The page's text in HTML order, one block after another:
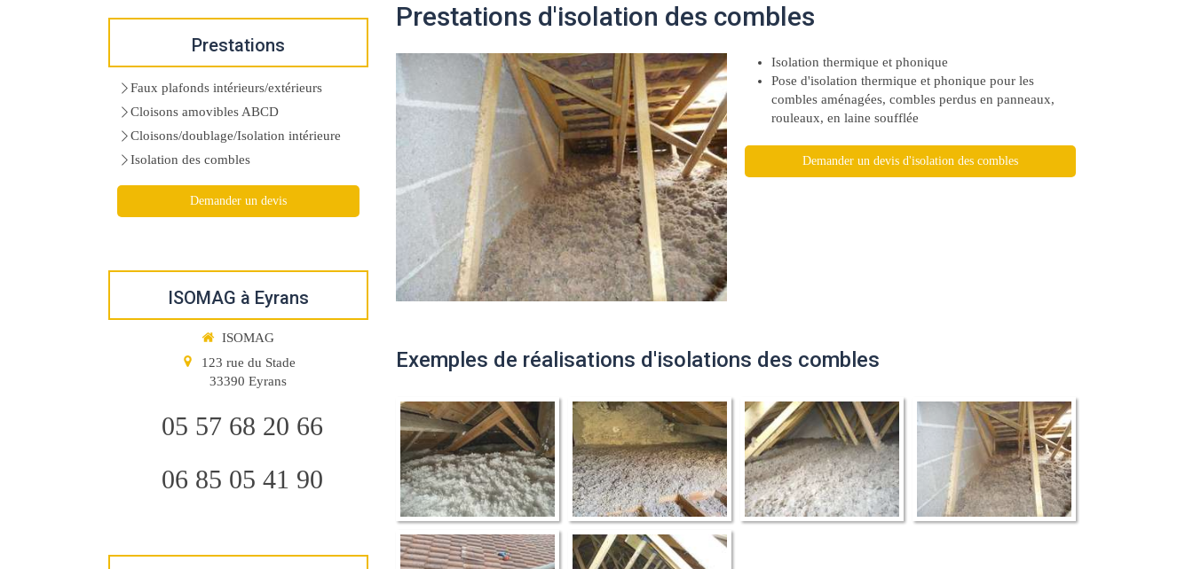
Prestations d'isolation des combles
Isolation thermique et phonique
Pose d'isolation thermique et phonique pour les
combles aménagées, combles perdus en panneaux,
rouleaux, en laine soufflée
Demander un devis d'isolation des combles
Exemples de réalisations d'isolations des combles
Prestations
Faux plafonds intérieurs/extérieurs
Cloisons amovibles ABCD
Cloisons/doublage/Isolation intérieure
Isolation des combles
Demander un devis
ISOMAG à Eyrans
ISOMAG
123 rue du Stade
33390 Eyrans
05 57 68 20 66
06 85 05 41 90